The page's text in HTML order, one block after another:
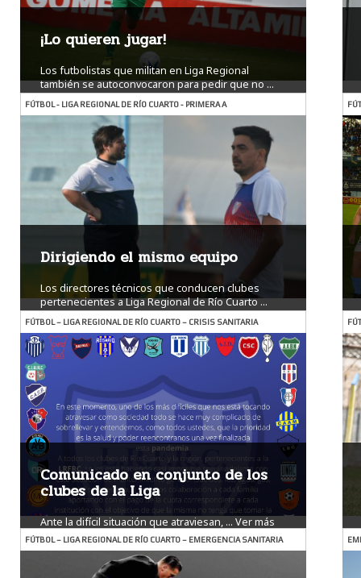
¡Lo quieren jugar!
Los futbolistas que militan en Liga Regional
también se autoconvocaron para pedir que no ...
Ver más
FÚTBOL - LIGA REGIONAL DE RÍO CUARTO - PRIMERA A
Dirigiendo el mismo equipo
Los directores técnicos que conducen clubes
pertenecientes a Liga Regional de Río Cuarto ...
Ver más
FÚTBOL – LIGA REGIONAL DE RÍO CUARTO – CRISIS SANITARIA
Comunicado en conjunto de los
clubes de la Liga
Ante la difícil situación que atraviesan, ... Ver más
FÚTBOL – LIGA REGIONAL DE RÍO CUARTO – EMERGENCIA SANITARIA